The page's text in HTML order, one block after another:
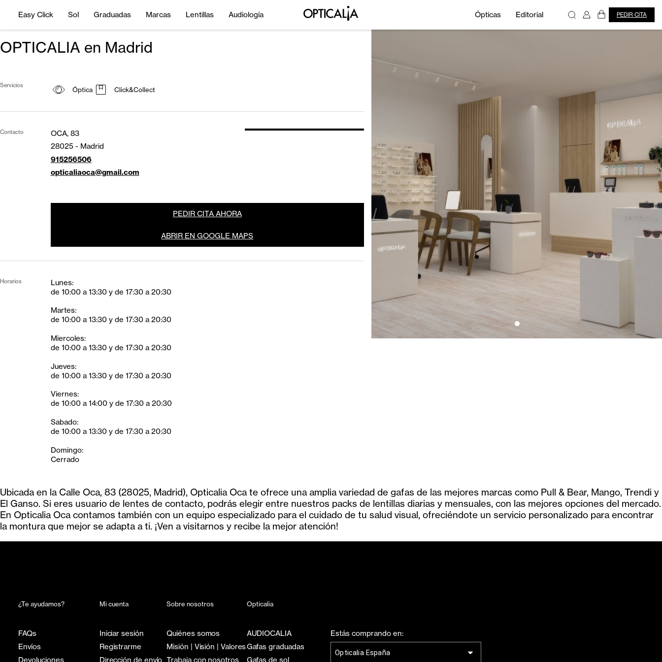
Easy Click Sol Graduadas Marcas Lentillas Audiología Ópticas Editorial PEDIR CITA
OPTICALIA en Madrid
Servicios
Óptica Click&Collect
Contacto
OCA, 83
28025- Madrid
915256506
opticaliaoca@gmail.com
PEDIR CITA AHORA
ABRIR EN GOOGLE MAPS
Horarios
Lunes:
de 10:00 a 13:30 y de 17:30 a 20:30
Martes:
de 10:00 a 13:30 y de 17:30 a 20:30
Miercoles:
de 10:00 a 13:30 y de 17:30 a 20:30
Jueves:
de 10:00 a 13:30 y de 17:30 a 20:30
Viernes:
de 10:00 a 14:00 y de 17:30 a 20:30
Sabado:
de 10:00 a 13:30 y de 17:30 a 20:30
Domingo:
Cerrado
Ubicada en la Calle Oca, 83 (28025, Madrid), Opticalia Oca te ofrece una amplia variedad de gafas de las mejores marcas como Pull & Bear, Mango, Trendi y
El Ganso. Si eres usuario de lentes de contacto, podrás elegir entre nuestros packs de lentillas diarias y mensuales, con las mejores opciones del mercado.
En Opticalia Oca contamos también con un equipo especializado para el cuidado de tu salud visual, ofreciéndote un servicio personalizado para encontrar
la montura que mejor se adapta a ti. ¡Ven a visitarnos y recibe la mejor atención!
¿Te ayudamos?
FAQs
Envíos
Devoluciones
Mi cuenta
Iniciar sesión
Registrarme
Dirección de envío
Sobre nosotros
Quiénes somos
Misión | Visión | Valores
Trabaja con nosotros
Opticalia
AUDIOCALIA
Gafas graduadas
Gafas de sol
Estás comprando en:
Opticalia España